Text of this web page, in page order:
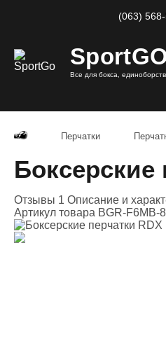
(063)
Sport
Все для бокса, единоборств
Перчатки
Боксерские
Отзывы 1 Описание и
Артикул товара BGR-F6MB-